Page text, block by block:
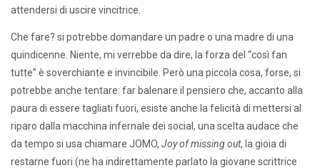
attendersi di uscire vincitrice.
Che fare? si potrebbe domandare un padre o una madre di una
quindicenne. Niente, mi verrebbe da dire, la forza del “così fan
tutte” è soverchiante e invincibile. Però una piccola cosa, forse, si
potrebbe anche tentare: far balenare il pensiero che, accanto alla
paura di essere tagliati fuori, esiste anche la felicità di mettersi al
riparo dalla macchina infernale dei social, una scelta audace che
da tempo si usa chiamare JOMO, Joy of missing out, la gioia di
restarne fuori (ne ha indirettamente parlato la giovane scrittrice